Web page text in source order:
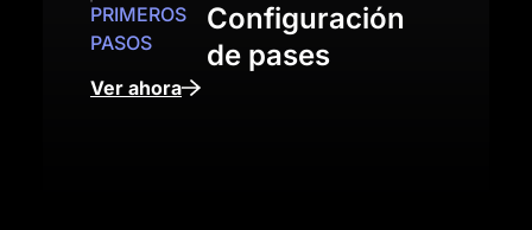
PRIMEROS
PASOS
Configuración
de pases
Ver ahora